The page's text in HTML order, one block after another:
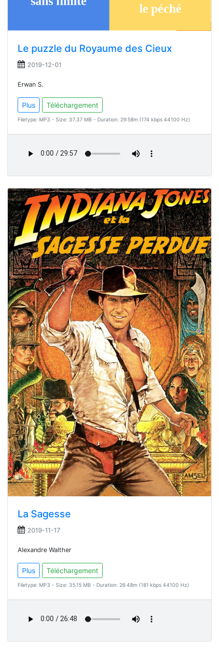
Le puzzle du Royaume des Cieux
2019-12-01
Erwan S.
Plus Téléchargement
Filetype: MP3 - Size: 37.37 MB - Duration: 29:58m (174 kbps 44100 Hz)
La Sagesse
2019-11-17
Alexandre Walther
Plus Téléchargement
Filetype: MP3 - Size: 35.15 MB - Duration: 26:48m (181 kbps 44100 Hz)